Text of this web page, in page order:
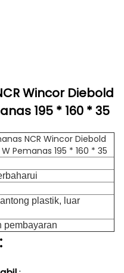
Wincor Diebold
195 * 160 * 35
NCR Wincor Diebold
Pemanas 195 * 160 * 35
plastik, luar
pembayaran
: